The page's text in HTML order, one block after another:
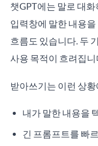
챗GPT에는 말로 대
입력창에 말한 내용
흐름도 있습니다. 두
사용 목적이 흐려집니
받아쓰기는 이런 상
내가 말한 내용을
긴 프롬프트를 빠